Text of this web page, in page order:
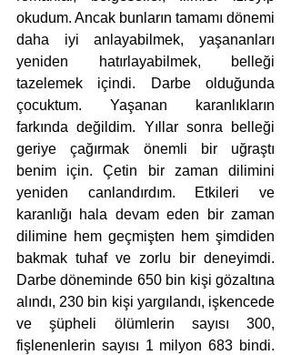
okudum. Ancak bunların tamamı dönemi
daha iyi anlayabilmek, yaşananları
yeniden hatırlayabilmek, belleği
tazelemek içindi. Darbe olduğunda
çocuktum. Yaşanan karanlıkların
farkında değildim. Yıllar sonra belleği
geriye çağırmak önemli bir uğraştı
benim için. Çetin bir zaman dilimini
yeniden canlandırdım. Etkileri ve
karanlığı hala devam eden bir zaman
dilimine hem geçmişten hem şimdiden
bakmak tuhaf ve zorlu bir deneyimdi.
Darbe döneminde 650 bin kişi gözaltına
alındı, 230 bin kişi yargılandı, işkencede
ve şüpheli ölümlerin sayısı 300,
fişlenenlerin sayısı 1 milyon 683 bindi.